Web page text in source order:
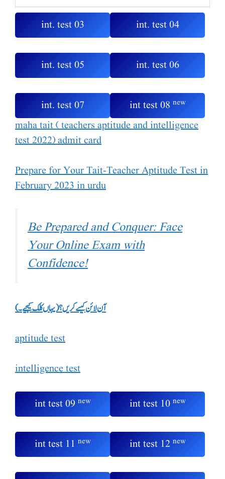
int. test 03 int. test 04
int. test 05 int. test 06
int. test 07 int test 08 new
maha tait ( teachers aptitude and intelligence
test 2022) admit card
Prepare for Your Tait-Teacher Aptitude Test in
February 2023 in urdu
Be Prepared and Conquer: Face
Your Online Exam with
Confidence!
آن لائن کیسے کریں؟(یہاں کلک کیجیے۔)
aptitude test
intelligence test
int test 09 new int test 10 new
int test 11 new int test 12 new